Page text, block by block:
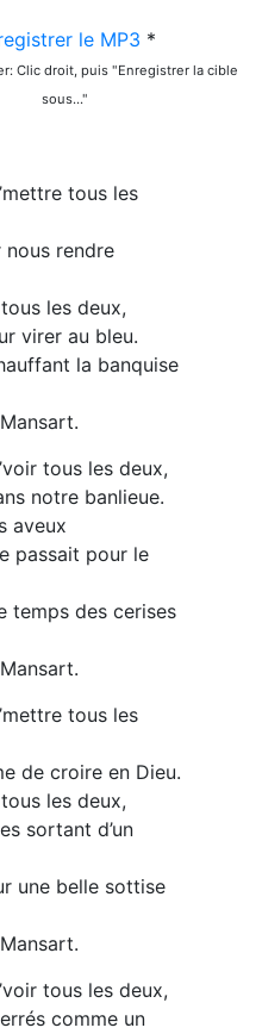
le MP3 *
Clic droit, puis "Enregistrer la cible
sous..."
tous les
nous rendre
les deux,
virer au bleu.
la banquise
tous les deux,
notre banlieue.
aveux
passait pour le
temps des cerises
tous les
de croire en Dieu.
les deux,
sortant d’un
une belle sottise
tous les deux,
comme un